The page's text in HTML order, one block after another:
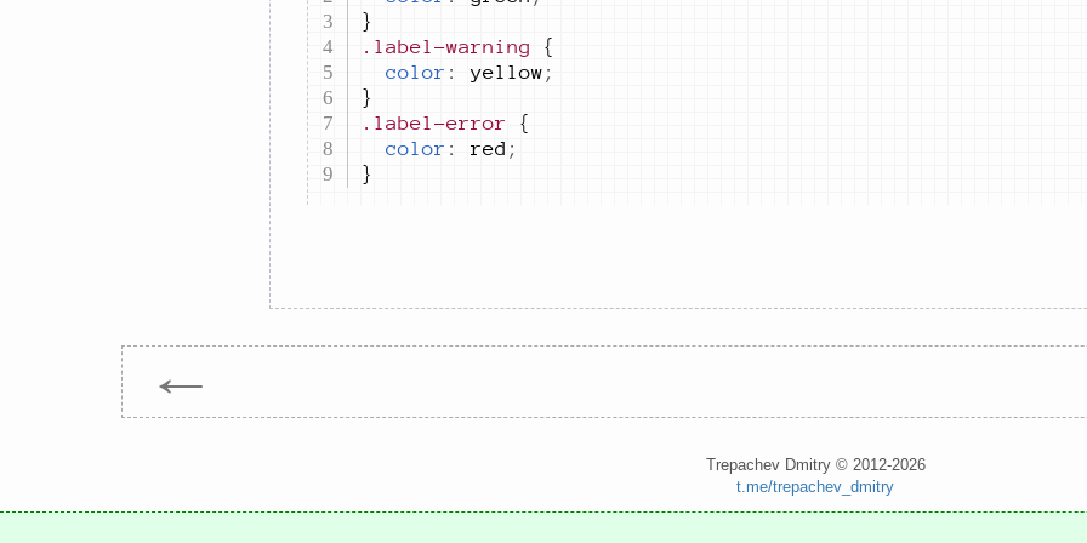
.label-warning
color : yellow ;
.label-error
color : red ;
}
←
Trepachev Dmitry © 2012-2026
t.me/trepachev_dmitry